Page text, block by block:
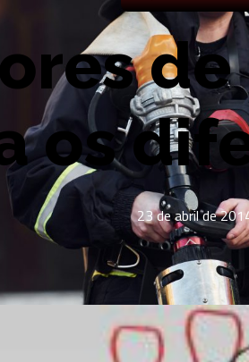
os
23 de abril de